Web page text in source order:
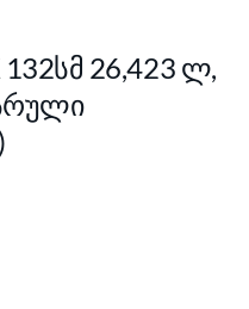
132სმ 26,423 ლ,